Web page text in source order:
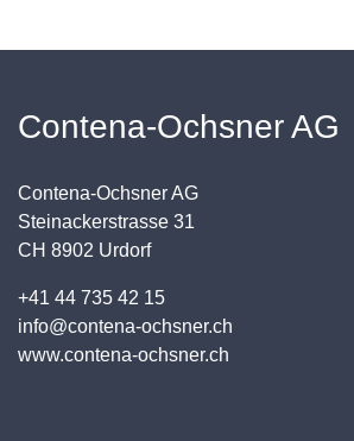
Contena-Ochsner AG
Contena-Ochsner AG
Steinackerstrasse 31
CH 8902 Urdorf
+41 44 735 42 15
info@contena-ochsner.ch
www.contena-ochsner.ch